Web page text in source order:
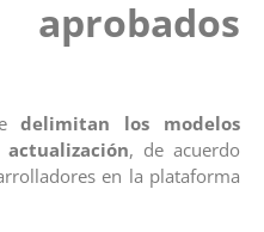
aprobados
delimitan los modelos
, de acuerdo
en la plataforma